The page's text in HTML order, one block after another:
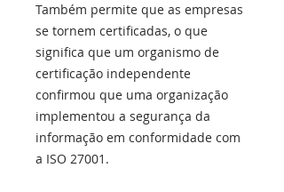
Também permite que as empresas
se tornem certificadas, o que
significa que um organismo de
certificação independente
confirmou que uma organização
implementou a segurança da
informação em conformidade com
a ISO 27001.